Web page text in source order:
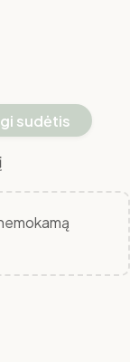
sudėtis